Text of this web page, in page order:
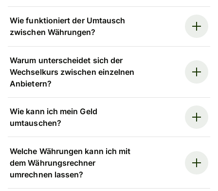
Wie funktioniert der Umtausch
zwischen Währungen?
Warum unterscheidet sich der
Wechselkurs zwischen einzelnen
Anbietern?
Wie kann ich mein Geld
umtauschen?
Welche Währungen kann ich mit
dem Währungsrechner
umrechnen lassen?